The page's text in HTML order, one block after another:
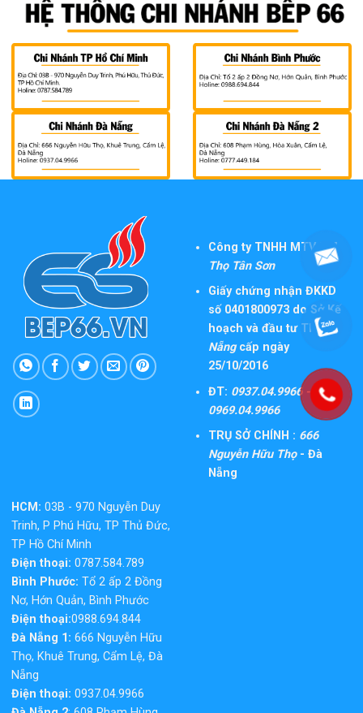
Công ty TNHH MTV TM
Thọ Tân Sơn
Giấy chứng nhận ĐKKD
số 0401800973 do Sở Kế
hoạch và đầu tư TPĐà
Nẵngcấp ngày
25/10/2016
ĐT: 0937.04.9966 -
0969.04.9966
TRỤ SỞ CHÍNH : 666
Nguyễn Hữu Thọ- Đà
Nẵng
HCM: 03B - 970 Nguyễn Duy
Trinh, P Phú Hữu, TP Thủ Đức,
TP Hồ Chí Minh
Điện thoại: 0787.584.789
Bình Phước: Tổ 2 ấp 2 Đồng
Nơ, Hớn Quản, Bình Phước
Điện thoại:0988.694.844
Đà Nẵng 1: 666 Nguyễn Hữu
Thọ, Khuê Trung, Cẩm Lệ, Đà
Nẵng
Điện thoại: 0937.04.9966